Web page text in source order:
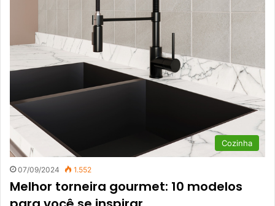
Cozinha
07/09/2024 1.552
Melhor torneira gourmet: 10 modelos